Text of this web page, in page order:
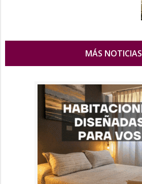
MÁS NOTICIAS